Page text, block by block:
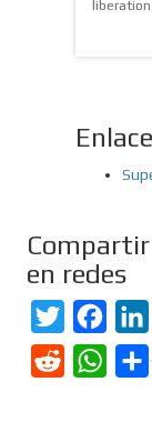
en redes
Twitter
Reddit